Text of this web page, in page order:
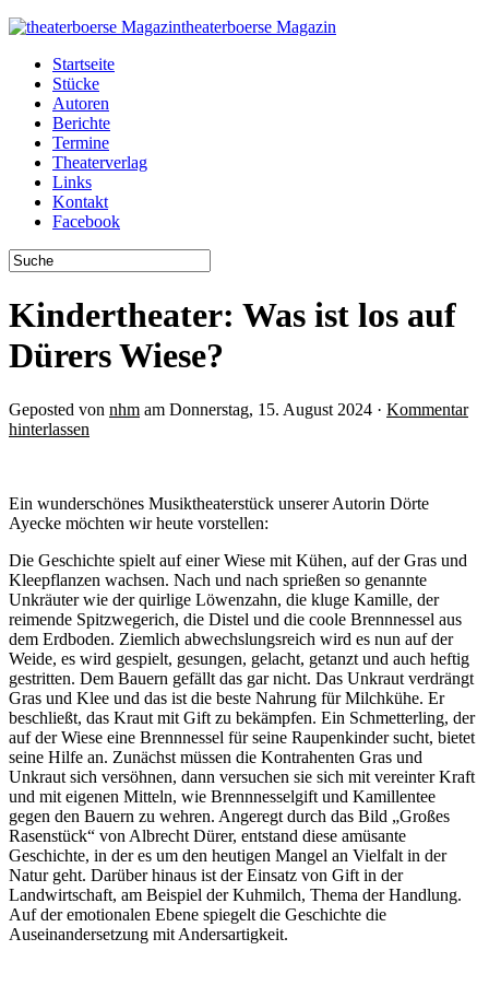
theaterboerse Magazin
Startseite
Stücke
Autoren
Berichte
Termine
Theaterverlag
Links
Kontakt
Facebook
Kindertheater: Was ist los auf
Dürers Wiese?
Geposted von nhm am Donnerstag, 15. August 2024 · Kommentar
hinterlassen
Ein wunderschönes Musiktheaterstück unserer Autorin Dörte
Ayecke möchten wir heute vorstellen:
Die Geschichte spielt auf einer Wiese mit Kühen, auf der Gras und
Kleepflanzen wachsen. Nach und nach sprießen so genannte
Unkräuter wie der quirlige Löwenzahn, die kluge Kamille, der
reimende Spitzwegerich, die Distel und die coole Brennnessel aus
dem Erdboden. Ziemlich abwechslungsreich wird es nun auf der
Weide, es wird gespielt, gesungen, gelacht, getanzt und auch heftig
gestritten. Dem Bauern gefällt das gar nicht. Das Unkraut verdrängt
Gras und Klee und das ist die beste Nahrung für Milchkühe. Er
beschließt, das Kraut mit Gift zu bekämpfen. Ein Schmetterling, der
auf der Wiese eine Brennnessel für seine Raupenkinder sucht, bietet
seine Hilfe an. Zunächst müssen die Kontrahenten Gras und
Unkraut sich versöhnen, dann versuchen sie sich mit vereinter Kraft
und mit eigenen Mitteln, wie Brennnesselgift und Kamillentee
gegen den Bauern zu wehren. Angeregt durch das Bild „Großes
Rasenstück“ von Albrecht Dürer, entstand diese amüsante
Geschichte, in der es um den heutigen Mangel an Vielfalt in der
Natur geht. Darüber hinaus ist der Einsatz von Gift in der
Landwirtschaft, am Beispiel der Kuhmilch, Thema der Handlung.
Auf der emotionalen Ebene spiegelt die Geschichte die
Auseinandersetzung mit Andersartigkeit.